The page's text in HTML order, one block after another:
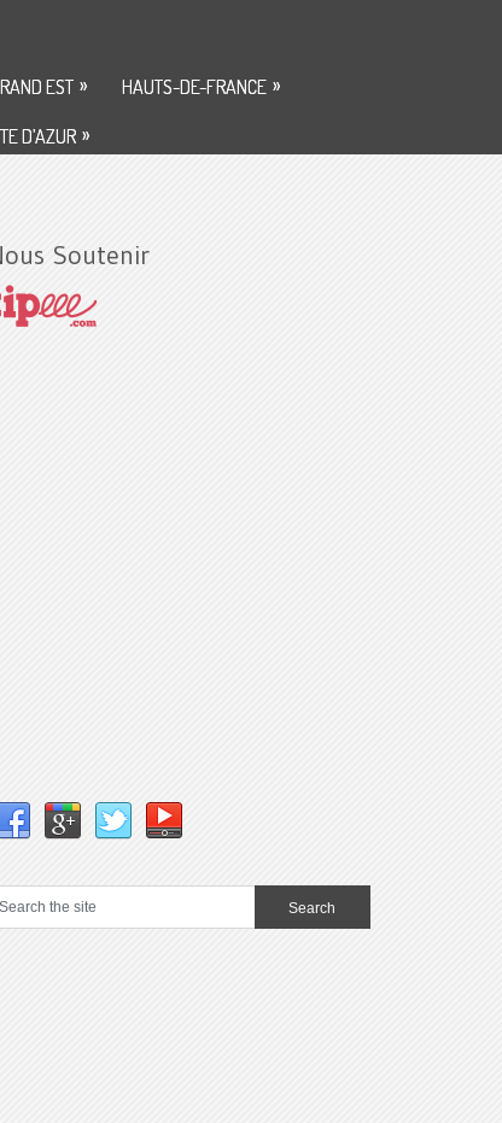
EST » HAUTS-DE-FRANCE »
D’AZUR »
Soutenir